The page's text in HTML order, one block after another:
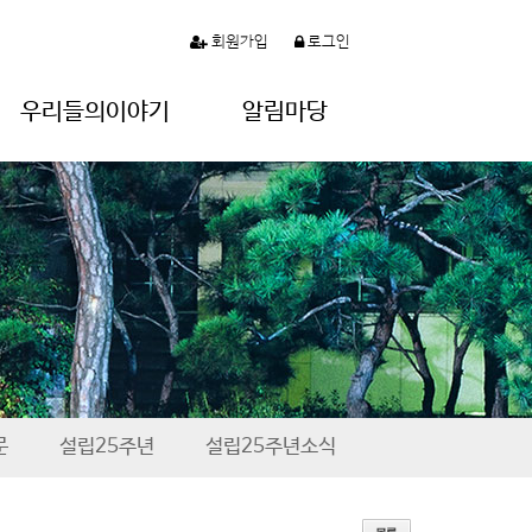
회원가입 로그인
우리들의이야기 알림마당
설립25주년 설립25주년소식